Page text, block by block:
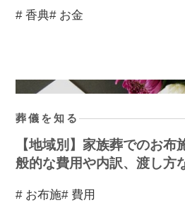
# 香典# お金
葬儀を知る
【地域別】家族葬でのお
般的な費用や内訳、渡し方
# お布施# 費用